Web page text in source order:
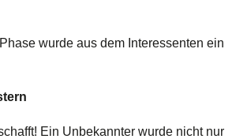
wurde aus dem Interessenten ein
Ein Unbekannter wurde nicht nur